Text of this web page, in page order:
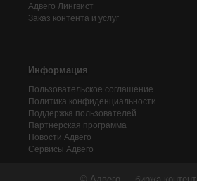
Адвего Лингвист
Заказ контента и услуг
Информация
Пользовательское соглашение
Политика конфиденциальности
Поддержка пользователей
Партнерская программа
Новости Адвего
Сервисы Адвего